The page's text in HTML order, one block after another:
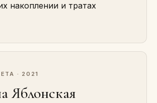
накоплении и тратах
· 2021
Яблонская